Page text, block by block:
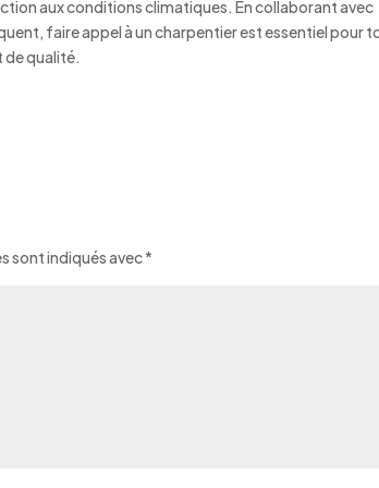
aux conditions climatiques. En collaborant avec
faire appel à un charpentier est essentiel pour
de qualité.
sont indiqués avec*